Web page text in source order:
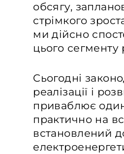
обсягу,
стрімкого
ми дійсно
цього сегменту
Cьогодні
реалізації і
приваблює
практично на
встановлений